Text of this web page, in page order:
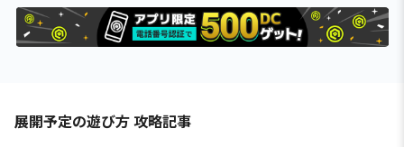
展開予定の遊び方 攻略記事